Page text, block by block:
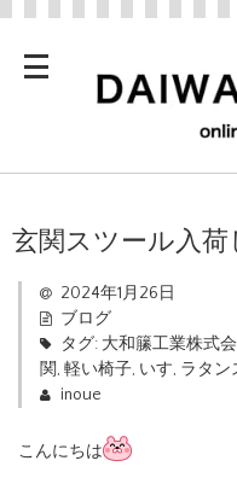
玄関スツール入荷
2024年1月26日
ブログ
タグ: 大和籘工業株式
関, 軽い椅子, いす, ラタン
inoue
こんにちは